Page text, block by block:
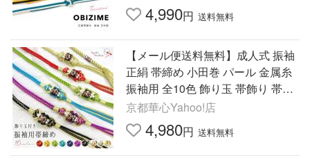
4,990円 送料無料
【メール便送料無料】成人式 振袖
正絹 帯締め 小田巻 パール 金属糸
振袖用 全10色 飾り玉 帯飾り 帯締
帯〆 組紐 絹
京都華心Yahoo!店
4,980円 送料無料